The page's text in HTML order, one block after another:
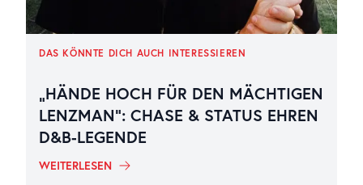
DAS KÖNNTE DICH AUCH INTERESSIEREN
„HÄNDE HOCH FÜR DEN MÄCHTIGEN
LENZMAN“: CHASE & STATUS EHREN
D&B-LEGENDE
WEITERLESEN